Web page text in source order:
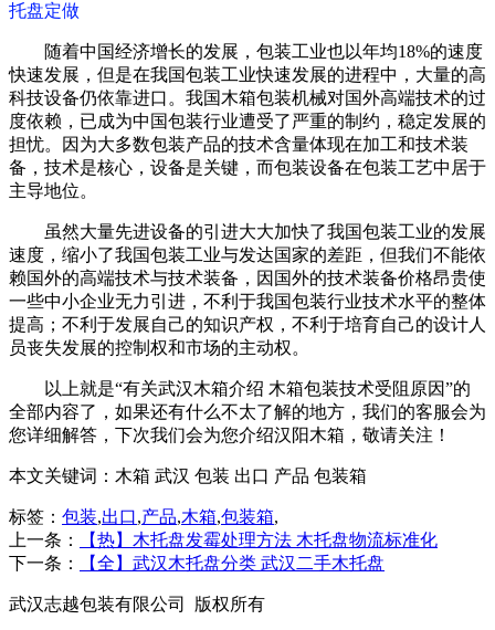
托盘定做
随着中国经济增长的发展，包装工业也以年均18%的速度
快速发展，但是在我国包装工业快速发展的进程中，大量的高
科技设备仍依靠进口。我国木箱包装机械对国外高端技术的过
度依赖，已成为中国包装行业遭受了严重的制约，稳定发展的
担忧。因为大多数包装产品的技术含量体现在加工和技术装
备，技术是核心，设备是关键，而包装设备在包装工艺中居于
主导地位。
虽然大量先进设备的引进大大加快了我国包装工业的发展
速度，缩小了我国包装工业与发达国家的差距，但我们不能依
赖国外的高端技术与技术装备，因国外的技术装备价格昂贵使
一些中小企业无力引进，不利于我国包装行业技术水平的整体
提高；不利于发展自己的知识产权，不利于培育自己的设计人
员丧失发展的控制权和市场的主动权。
以上就是“有关武汉木箱介绍 木箱包装技术受阻原因”的
全部内容了，如果还有什么不太了解的地方，我们的客服会为
您详细解答，下次我们会为您介绍汉阳木箱，敬请关注！
本文关键词： 木箱 武汉 包装 出口 产品 包装箱
标签： 包装,出口,产品,木箱,包装箱,
上一条：
【热】木托盘发霉处理方法 木托盘物流标准化
下一条：
【全】武汉木托盘分类 武汉二手木托盘
武汉志越包装有限公司 版权所有